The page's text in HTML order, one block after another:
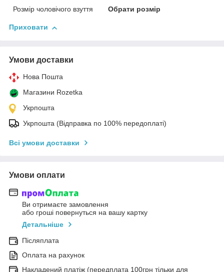
Розмір чоловічого взуття
Обрати розмір
Приховати
Умови доставки
Нова Пошта
Магазини Rozetka
Укрпошта
Укрпошта (Відправка по 100% передоплаті)
Всі умови доставки
Умови оплати
Ви отримаєте замовлення
або гроші повернуться на вашу картку
Детальніше
Післяплата
Оплата на рахунок
Накладений платіж (передплата 100грн тільки для